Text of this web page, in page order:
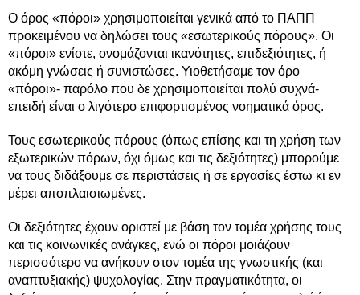
Ο όρος «πόροι» χρησιμοποιείται γενικά από το ΠΑΠΠ
προκειμένου να δηλώσει τους «εσωτερικούς πόρους». Οι
«πόροι» ενίοτε, ονομάζονται ικανότητες, επιδεξιότητες, ή
ακόμη γνώσεις ή συνιστώσες. Υιοθετήσαμε τον όρο
«πόροι»- παρόλο που δε χρησιμοποιείται πολύ συχνά-
επειδή είναι ο λιγότερο επιφορτισμένος νοηματικά όρος.
Τους εσωτερικούς πόρους (όπως επίσης και τη χρήση των
εξωτερικών πόρων, όχι όμως και τις δεξιότητες) μπορούμε
να τους διδάξουμε σε περιστάσεις ή σε εργασίες έστω κι εν
μέρει αποπλαισιωμένες.
Οι δεξιότητες έχουν οριστεί με βάση τον τομέα χρήσης τους
και τις κοινωνικές ανάγκες, ενώ οι πόροι μοιάζουν
περισσότερο να ανήκουν στον τομέα της γνωστικής (και
αναπτυξιακής) ψυχολογίας. Στην πραγματικότητα, οι